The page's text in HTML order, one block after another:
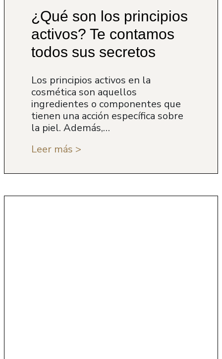
¿Qué son los principios
activos? Te contamos
todos sus secretos
Los principios activos en la
cosmética son aquellos
ingredientes o componentes que
tienen una acción específica sobre
la piel. Además,…
Leer más >